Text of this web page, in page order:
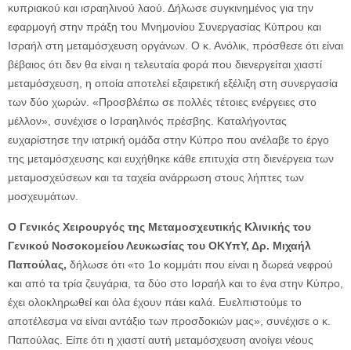
κυπριακού και ισραηλινού λαού. Δήλωσε συγκινημένος για την
εφαρμογή στην πράξη του Μνημονίου Συνεργασίας Κύπρου και
Ισραήλ στη μεταμόσχευση οργάνων. Ο κ. Ανόλικ, πρόσθεσε ότι είναι
βέβαιος ότι δεν θα είναι η τελευταία φορά που διενεργείται χιαστί
μεταμόσχευση, η οποία αποτελεί εξαιρετική εξέλιξη στη συνεργασία
των δύο χωρών. «Προσβλέπω σε πολλές τέτοιες ενέργειες στο
μέλλον», συνέχισε ο Ισραηλινός πρέσβης. Καταλήγοντας
ευχαρίστησε την ιατρική ομάδα στην Κύπρο που ανέλαβε το έργο
της μεταμόσχευσης και ευχήθηκε κάθε επιτυχία στη διενέργεια των
μεταμοσχεύσεων και τα ταχεία ανάρρωση στους λήπτες των
μοσχευμάτων.
Ο Γενικός Χειρουργός της Μεταμοσχευτικής Κλινικής του
Γενικού Νοσοκομείου Λευκωσίας του ΟΚΥπΥ, Δρ. Μιχαήλ
Παπούλας, δήλωσε ότι «το 1ο κομμάτι που είναι η δωρεά νεφρού
και από τα τρία ζευγάρια, τα δύο στο Ισραήλ και το ένα στην Κύπρο,
έχει ολοκληρωθεί και όλα έχουν πάει καλά. Ευελπιστούμε το
αποτέλεσμα να είναι αντάξιο των προσδοκιών μας», συνέχισε ο κ.
Παπούλας. Είπε ότι η χιαστί αυτή μεταμόσχευση ανοίγει νέους